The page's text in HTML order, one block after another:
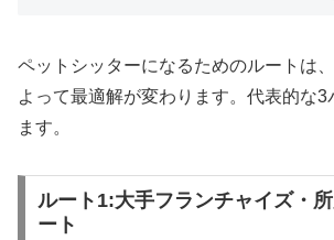
ペットシッターになるためのルートは
よって最適解が変わります。代表的な3
ます。
ルート1:大手フランチャイズ・
ート